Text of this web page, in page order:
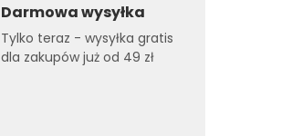
Darmowa wysyłka
Tylko teraz - wysyłka gratis
dla zakupów już od 49 zł